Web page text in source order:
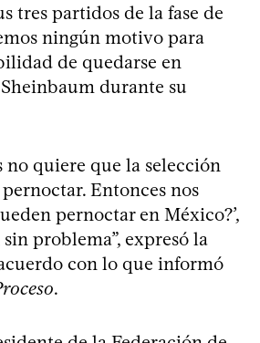
tres partidos de la fase de
ningún motivo para
de quedarse en
durante su
no quiere que la selección
Entonces nos
pernoctar en México?’,
problema”, expresó la
con lo que informó
.